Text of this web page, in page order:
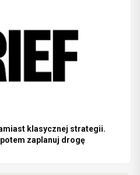
klasycznej strategii.
zaplanuj drogę